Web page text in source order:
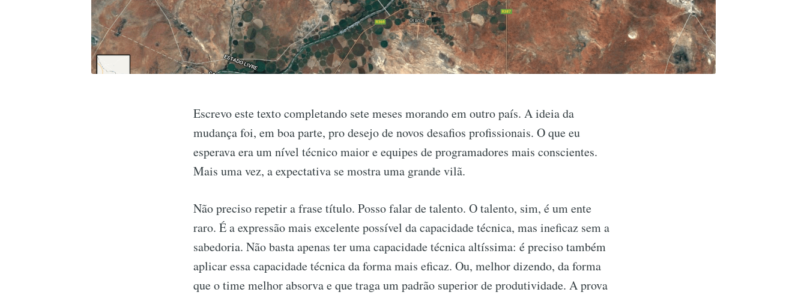
Escrevo este texto completando sete meses morando em outro país. A ideia da
mudança foi, em boa parte, pro desejo de novos desafios profissionais. O que eu
esperava era um nível técnico maior e equipes de programadores mais conscientes.
Mais uma vez, a expectativa se mostra uma grande vilã.
Não preciso repetir a frase título. Posso falar de talento. O talento, sim, é um ente
raro. É a expressão mais excelente possível da capacidade técnica, mas ineficaz sem a
sabedoria. Não basta apenas ter uma capacidade técnica altíssima: é preciso também
aplicar essa capacidade técnica da forma mais eficaz. Ou, melhor dizendo, da forma
que o time melhor absorva e que traga um padrão superior de produtividade. A prova